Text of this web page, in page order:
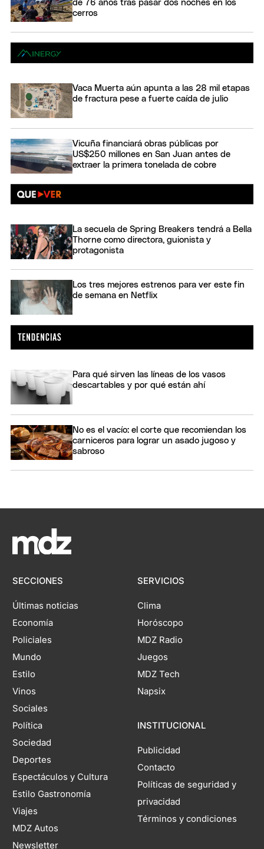
de 76 años tras pasar dos noches en los
cerros
Vaca Muerta aún apunta a las 28 mil etapas
de fractura pese a fuerte caída de julio
Vicuña financiará obras públicas por
US$250 millones en San Juan antes de
extraer la primera tonelada de cobre
La secuela de Spring Breakers tendrá a Bella
Thorne como directora, guionista y
protagonista
Los tres mejores estrenos para ver este fin
de semana en Netflix
Para qué sirven las líneas de los vasos
descartables y por qué están ahí
No es el vacío: el corte que recomiendan los
carniceros para lograr un asado jugoso y
sabroso
SECCIONES
Últimas noticias
Economía
Policiales
Mundo
Estilo
Vinos
Sociales
Política
Sociedad
Deportes
Espectáculos y Cultura
Estilo Gastronomía
Viajes
MDZ Autos
Newsletter
SERVICIOS
Clima
Horóscopo
MDZ Radio
Juegos
MDZ Tech
Napsix
INSTITUCIONAL
Publicidad
Contacto
Políticas de seguridad y
privacidad
Términos y condiciones